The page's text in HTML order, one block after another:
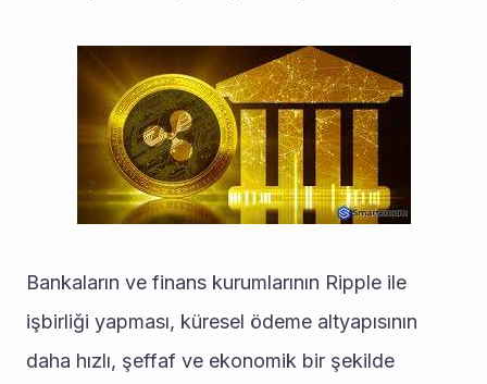
Bankaların ve finans kurumlarının Ripple ile
işbirliği yapması, küresel ödeme altyapısının
daha hızlı, şeffaf ve ekonomik bir şekilde